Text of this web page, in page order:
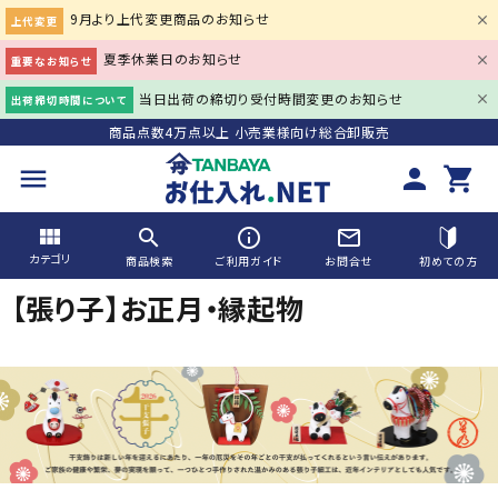
上代変更 9月より上代変更商品のお知らせ
重要なお知らせ 夏季休業日のお知らせ
出荷締切時間について
当日出荷の締切り受付時間変更のお知らせ
商品点数4万点以上 小売業様向け総合卸販売
menu person shopping_cart
view_module
カテゴリ
search
商品検索
info_outline
ご利用ガイド
mail_outline
お問合せ 初めての方
ACCOUNT MENU
meeting_room ログイン
person会員登録
【張り子】お正月・縁起物